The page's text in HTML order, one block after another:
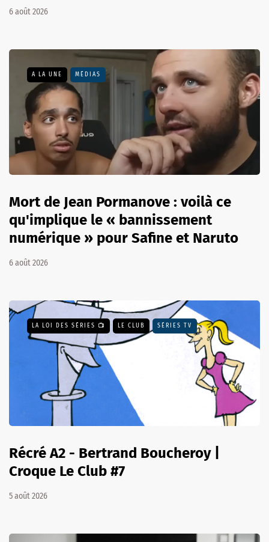
6 août 2026
A LA UNE MÉDIAS
Mort de Jean Pormanove : voilà ce
qu'implique le « bannissement
numérique » pour Safine et Naruto
6 août 2026
LA LOI DES SÉRIES 📺 LE CLUB SÉRIES TV
Récré A2 - Bertrand Boucheroy |
Croque Le Club #7
5 août 2026